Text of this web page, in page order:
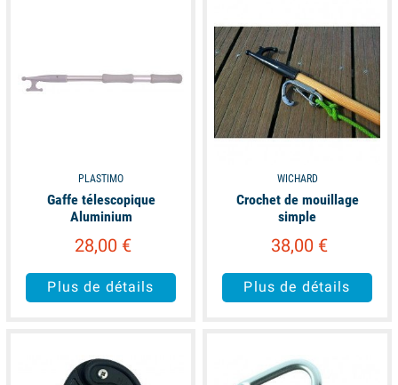
PLASTIMO
Gaffe télescopique
Aluminium
28,00 €
Plus de détails
WICHARD
Crochet de mouillage
simple
38,00 €
Plus de détails